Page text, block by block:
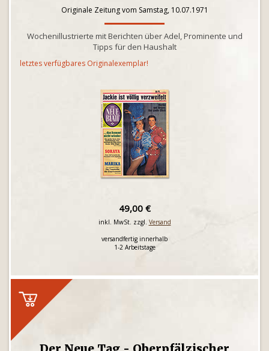
Originale Zeitung vom Samstag, 10.07.1971
Wochenillustrierte mit Berichten über Adel, Prominente und
Tipps für den Haushalt
letztes verfügbares Originalexemplar!
49,00 €
inkl. MwSt. zzgl. Versand
versandfertig innerhalb
1-2 Arbeitstage